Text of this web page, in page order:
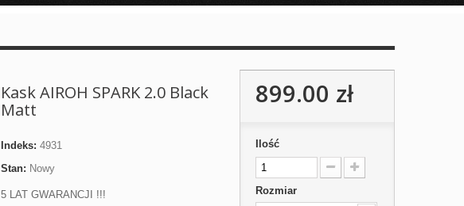
Kask AIROH SPARK 2.0 Black
Matt
Indeks: 4931
Stan: Nowy
5 LAT GWARANCJI !!!
899.00 zł
Ilość
Rozmiar